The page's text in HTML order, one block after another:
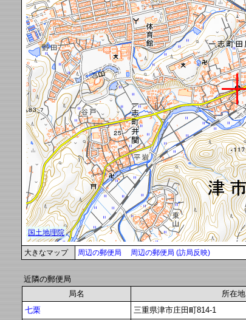
大きなマップ 周辺の郵便局 周辺の郵便局 (訪局反映)
近隣の郵便局
局名
所在地
七栗
三重県津市庄田町814-1